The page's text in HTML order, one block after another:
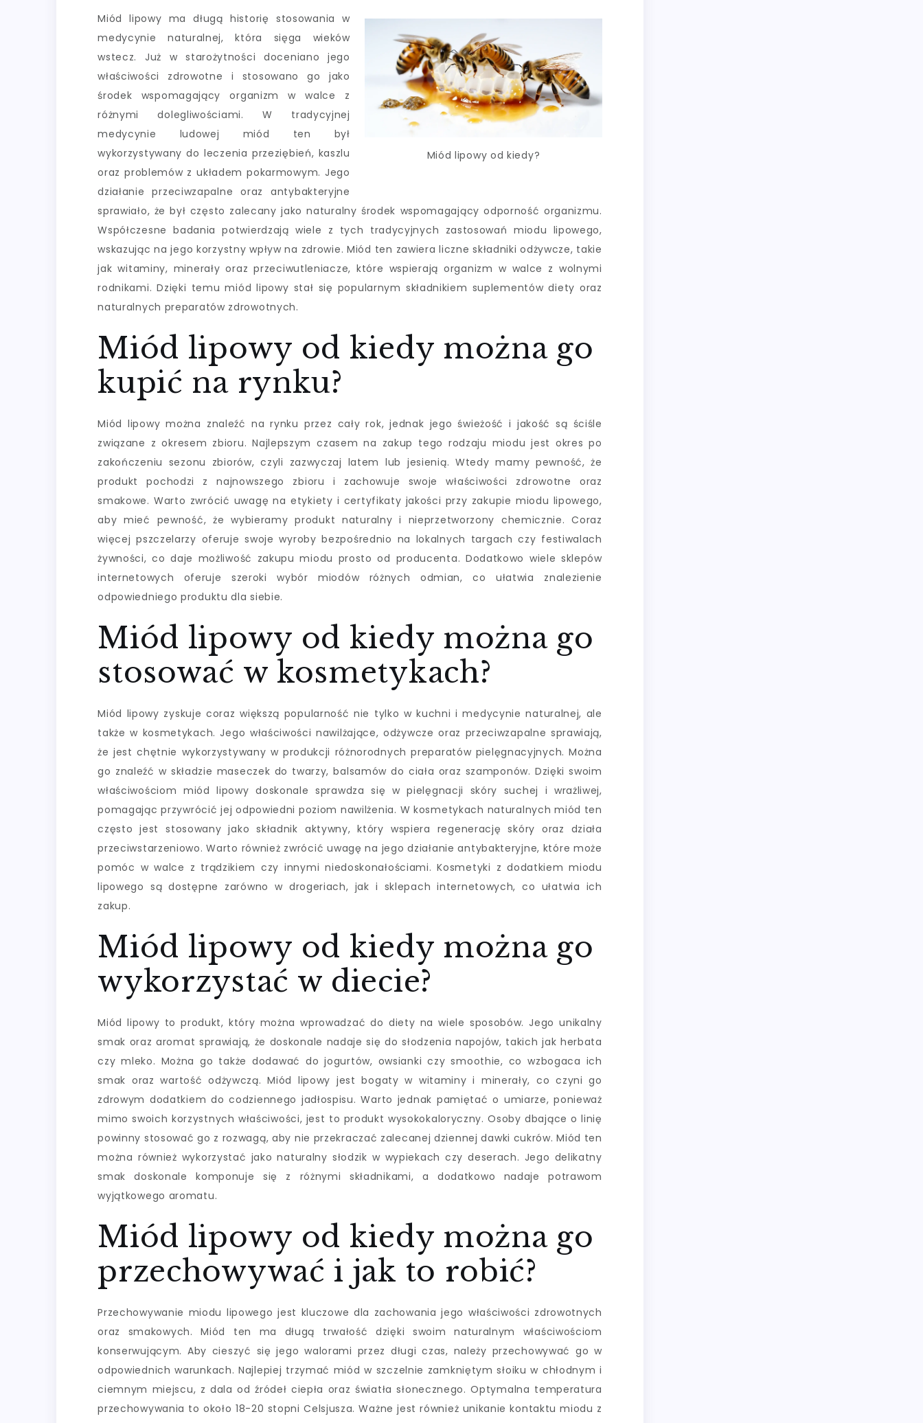
Miód lipowy od kiedy?
Miód lipowy ma długą historię stosowania w
medycynie naturalnej, która sięga wieków
wstecz. Już w starożytności doceniano jego
właściwości zdrowotne i stosowano go jako
środek wspomagający organizm w walce z
różnymi dolegliwościami. W tradycyjnej
medycynie ludowej miód ten był
wykorzystywany do leczenia przeziębień, kaszlu
oraz problemów z układem pokarmowym. Jego
działanie przeciwzapalne oraz antybakteryjne
sprawiało, że był często zalecany jako naturalny środek wspomagający odporność organizmu.
Współczesne badania potwierdzają wiele z tych tradycyjnych zastosowań miodu lipowego,
wskazując na jego korzystny wpływ na zdrowie. Miód ten zawiera liczne składniki odżywcze, takie
jak witaminy, minerały oraz przeciwutleniacze, które wspierają organizm w walce z wolnymi
rodnikami. Dzięki temu miód lipowy stał się popularnym składnikiem suplementów diety oraz
naturalnych preparatów zdrowotnych.
Miód lipowy od kiedy można go
kupić na rynku?
Miód lipowy można znaleźć na rynku przez cały rok, jednak jego świeżość i jakość są ściśle
związane z okresem zbioru. Najlepszym czasem na zakup tego rodzaju miodu jest okres po
zakończeniu sezonu zbiorów, czyli zazwyczaj latem lub jesienią. Wtedy mamy pewność, że
produkt pochodzi z najnowszego zbioru i zachowuje swoje właściwości zdrowotne oraz
smakowe. Warto zwrócić uwagę na etykiety i certyfikaty jakości przy zakupie miodu lipowego,
aby mieć pewność, że wybieramy produkt naturalny i nieprzetworzony chemicznie. Coraz
więcej pszczelarzy oferuje swoje wyroby bezpośrednio na lokalnych targach czy festiwalach
żywności, co daje możliwość zakupu miodu prosto od producenta. Dodatkowo wiele sklepów
internetowych oferuje szeroki wybór miodów różnych odmian, co ułatwia znalezienie
odpowiedniego produktu dla siebie.
Miód lipowy od kiedy można go
stosować w kosmetykach?
Miód lipowy zyskuje coraz większą popularność nie tylko w kuchni i medycynie naturalnej, ale
także w kosmetykach. Jego właściwości nawilżające, odżywcze oraz przeciwzapalne sprawiają,
że jest chętnie wykorzystywany w produkcji różnorodnych preparatów pielęgnacyjnych. Można
go znaleźć w składzie maseczek do twarzy, balsamów do ciała oraz szamponów. Dzięki swoim
właściwościom miód lipowy doskonale sprawdza się w pielęgnacji skóry suchej i wrażliwej,
pomagając przywrócić jej odpowiedni poziom nawilżenia. W kosmetykach naturalnych miód ten
często jest stosowany jako składnik aktywny, który wspiera regenerację skóry oraz działa
przeciwstarzeniowo. Warto również zwrócić uwagę na jego działanie antybakteryjne, które może
pomóc w walce z trądzikiem czy innymi niedoskonałościami. Kosmetyki z dodatkiem miodu
lipowego są dostępne zarówno w drogeriach, jak i sklepach internetowych, co ułatwia ich
zakup.
Miód lipowy od kiedy można go
wykorzystać w diecie?
Miód lipowy to produkt, który można wprowadzać do diety na wiele sposobów. Jego unikalny
smak oraz aromat sprawiają, że doskonale nadaje się do słodzenia napojów, takich jak herbata
czy mleko. Można go także dodawać do jogurtów, owsianki czy smoothie, co wzbogaca ich
smak oraz wartość odżywczą. Miód lipowy jest bogaty w witaminy i minerały, co czyni go
zdrowym dodatkiem do codziennego jadłospisu. Warto jednak pamiętać o umiarze, ponieważ
mimo swoich korzystnych właściwości, jest to produkt wysokokaloryczny. Osoby dbające o linię
powinny stosować go z rozwagą, aby nie przekraczać zalecanej dziennej dawki cukrów. Miód ten
można również wykorzystać jako naturalny słodzik w wypiekach czy deserach. Jego delikatny
smak doskonale komponuje się z różnymi składnikami, a dodatkowo nadaje potrawom
wyjątkowego aromatu.
Miód lipowy od kiedy można go
przechowywać i jak to robić?
Przechowywanie miodu lipowego jest kluczowe dla zachowania jego właściwości zdrowotnych
oraz smakowych. Miód ten ma długą trwałość dzięki swoim naturalnym właściwościom
konserwującym. Aby cieszyć się jego walorami przez długi czas, należy przechowywać go w
odpowiednich warunkach. Najlepiej trzymać miód w szczelnie zamkniętym słoiku w chłodnym i
ciemnym miejscu, z dala od źródeł ciepła oraz światła słonecznego. Optymalna temperatura
przechowywania to około 18-20 stopni Celsjusza. Ważne jest również unikanie kontaktu miodu z